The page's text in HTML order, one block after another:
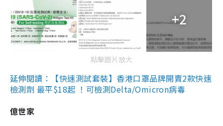
+2
點擊圖片放大
延伸閱讀：【快速測試套裝】香港口罩品牌開賣2款快速
檢測劑 最平$18起 ！可檢測Delta/Omicron病毒
億世家